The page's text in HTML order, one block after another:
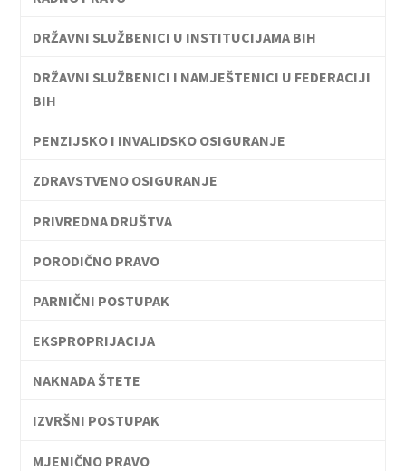
DRŽAVNI SLUŽBENICI U INSTITUCIJAMA BIH
DRŽAVNI SLUŽBENICI I NAMJEŠTENICI U FEDERACIJI
BIH
PENZIJSKO I INVALIDSKO OSIGURANJE
ZDRAVSTVENO OSIGURANJE
PRIVREDNA DRUŠTVA
PORODIČNO PRAVO
PARNIČNI POSTUPAK
EKSPROPRIJACIJA
NAKNADA ŠTETE
IZVRŠNI POSTUPAK
MJENIČNO PRAVO